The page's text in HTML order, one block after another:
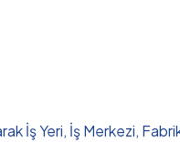
İş Yeri, İş Merkezi,